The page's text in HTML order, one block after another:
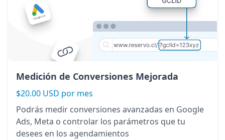
Medición de Conversiones Mejorada
$20.00 USD por mes
Podrás medir conversiones avanzadas en Google
Ads, Meta o controlar los parámetros que tu
desees en los agendamientos